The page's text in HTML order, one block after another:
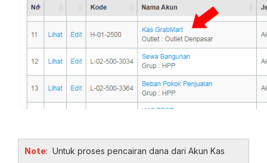
Note: Untuk proses pencairan dana dari Akun Kas